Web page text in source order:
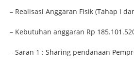
– Realisasi Anggaran Fisik (Tahap I
– Kebutuhan anggaran Rp
– Saran 1 : Sharing pendanaan